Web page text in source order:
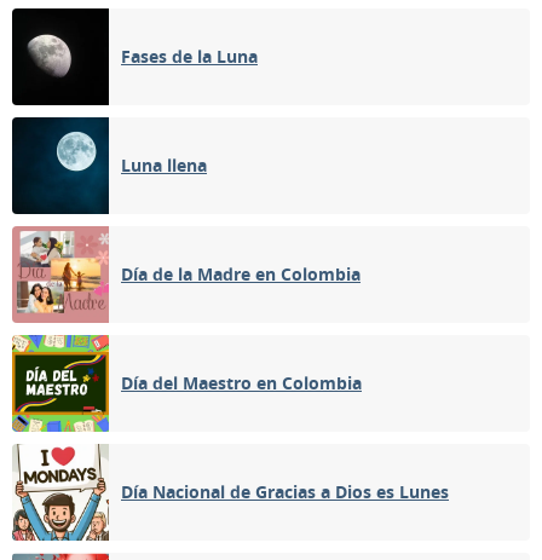
Fases de la Luna
Luna llena
Día de la Madre en Colombia
Día del Maestro en Colombia
Día Nacional de Gracias a Dios es Lunes